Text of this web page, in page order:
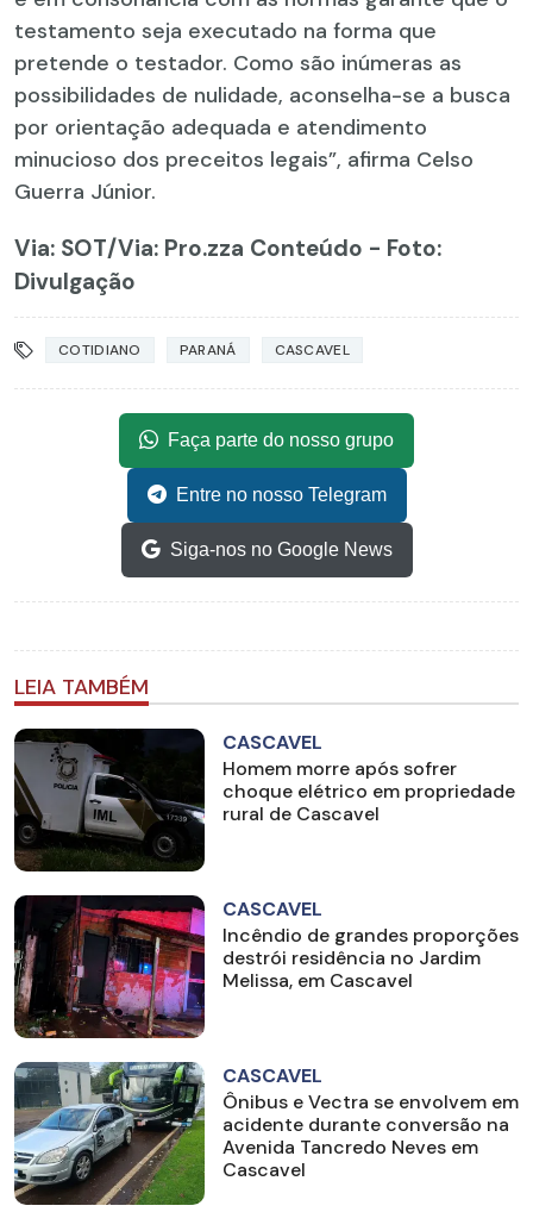
testamento seja executado na forma que
pretende o testador. Como são inúmeras as
possibilidades de nulidade, aconselha-se a busca
por orientação adequada e atendimento
minucioso dos preceitos legais”, afirma Celso
Guerra Júnior.
Via: SOT/Via: Pro.zza Conteúdo - Foto:
Divulgação
COTIDIANO PARANÁ CASCAVEL
Faça parte do nosso grupo
Entre no nosso Telegram
Siga-nos no Google News
LEIA TAMBÉM
CASCAVEL
Homem morre após sofrer
choque elétrico em propriedade
rural de Cascavel
CASCAVEL
Incêndio de grandes proporções
destrói residência no Jardim
Melissa, em Cascavel
CASCAVEL
Ônibus e Vectra se envolvem em
acidente durante conversão na
Avenida Tancredo Neves em
Cascavel